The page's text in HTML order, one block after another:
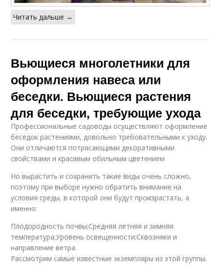
Читать дальше →
Вьющиеся многолетники для
оформления навеса или
беседки. Вьющиеся растения
для беседки, требующие ухода
Профессиональные садоводы осуществляют оформление
беседок растениями, довольно требовательными к уходу.
Они отличаются потрясающими декоративными
свойствами и красивым обильным цветением
Но вырастить и сохранить такие виды очень сложно,
поэтому при выборе нужно обратить внимание на
условия среды, в которой они будут произрастать, а
именно:
Плодородность почвы;Средняя летняя и зимняя
температура;Уровень освещенности;Сквозняки и
направление ветра.
Рассмотрим самые известные экземпляры из этой группы.